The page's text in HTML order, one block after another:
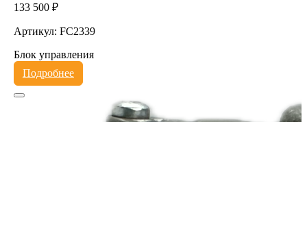
133 500 ₽
Артикул: FC2339
Блок управления
Подробнее